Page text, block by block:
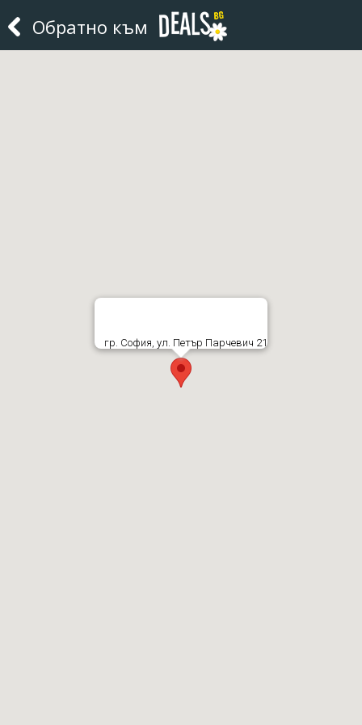
Обратно към
гр. София, ул. Петър Парчевич 21